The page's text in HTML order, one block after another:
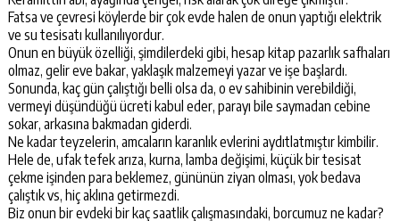
Fatsa ve çevresi köylerde bir çok evde halen de onun yaptığı elektrik
ve su tesisatı kullanılıyordur.
Onun en büyük özelliği, şimdilerdeki gibi, hesap kitap pazarlık safhaları
olmaz, gelir eve bakar, yaklaşık malzemeyi yazar ve işe başlardı.
Sonunda, kaç gün çalıştığı belli olsa da, o ev sahibinin verebildiği,
vermeyi düşündüğü ücreti kabul eder, parayı bile saymadan cebine
sokar, arkasına bakmadan giderdi.
Ne kadar teyzelerin, amcaların karanlık evlerini aydıtlatmıştır kimbilir.
Hele de, ufak tefek arıza, kurna, lamba değişimi, küçük bir tesisat
çekme işinden para beklemez, gününün ziyan olması, yok bedava
çalıştık vs, hiç aklına getirmezdi.
Biz onun bir evdeki bir kaç saatlik çalışmasındaki, borcumuz ne kadar?